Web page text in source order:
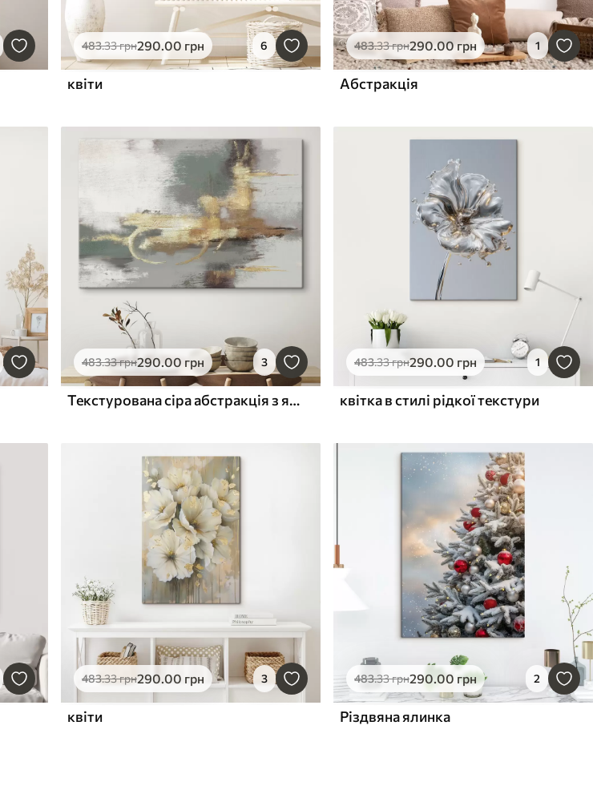
483.33грн290.00 грн 6
квіти
483.33грн290.00грн 1
Абстракція
483.33грн290.00 грн 3
Текстурована сіра абстракція з яскравим акцентом
483.33грн290.00 грн 1
квітка в стилі рідкої текстури
483.33грн290.00 грн 3
квіти
483.33грн290.00 грн 2
Різдвяна ялинка